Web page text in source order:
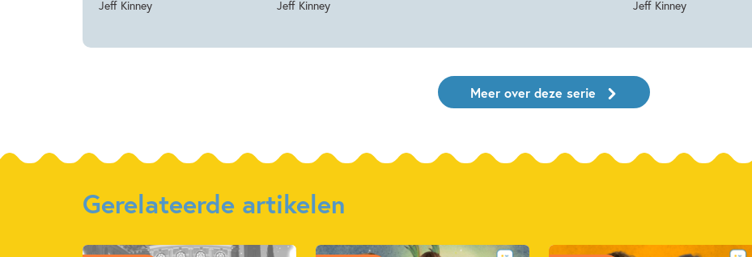
Jeff Kinney Jeff Kinney Jeff Kinney
Meer over deze serie
Gerelateerde artikelen